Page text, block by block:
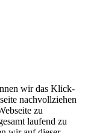
wir das Klick-
nachvollziehen
zu
laufend zu